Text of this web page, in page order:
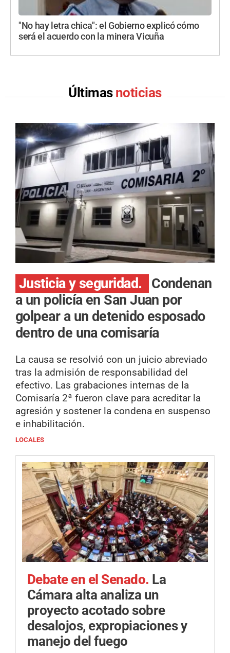
"No hay letra chica": el Gobierno explicó cómo
será el acuerdo con la minera Vicuña
Últimas noticias
Justicia y seguridad.
Condenan
a un policía en San Juan por
golpear a un detenido esposado
dentro de una comisaría
La causa se resolvió con un juicio abreviado
tras la admisión de responsabilidad del
efectivo. Las grabaciones internas de la
Comisaría 2ª fueron clave para acreditar la
agresión y sostener la condena en suspenso
e inhabilitación.
LOCALES
Debate en el Senado. La
Cámara alta analiza un
proyecto acotado sobre
desalojos, expropiaciones y
manejo del fuego